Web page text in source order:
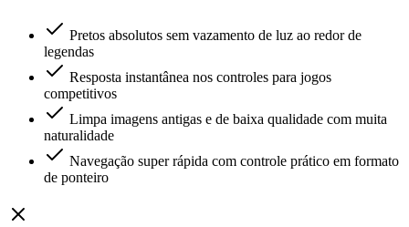
Pretos absolutos sem vazamento de luz ao redor de
legendas
Resposta instantânea nos controles para jogos
competitivos
Limpa imagens antigas e de baixa qualidade com muita
naturalidade
Navegação super rápida com controle prático em formato
de ponteiro